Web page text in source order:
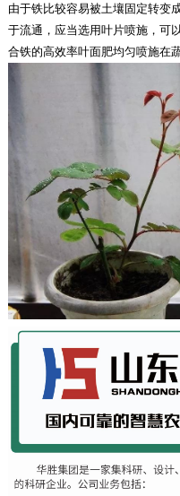
由于铁比较容易被土壤固定转变
于流通，应当选用叶片喷施，可
合铁的高效率叶面肥均匀喷施在